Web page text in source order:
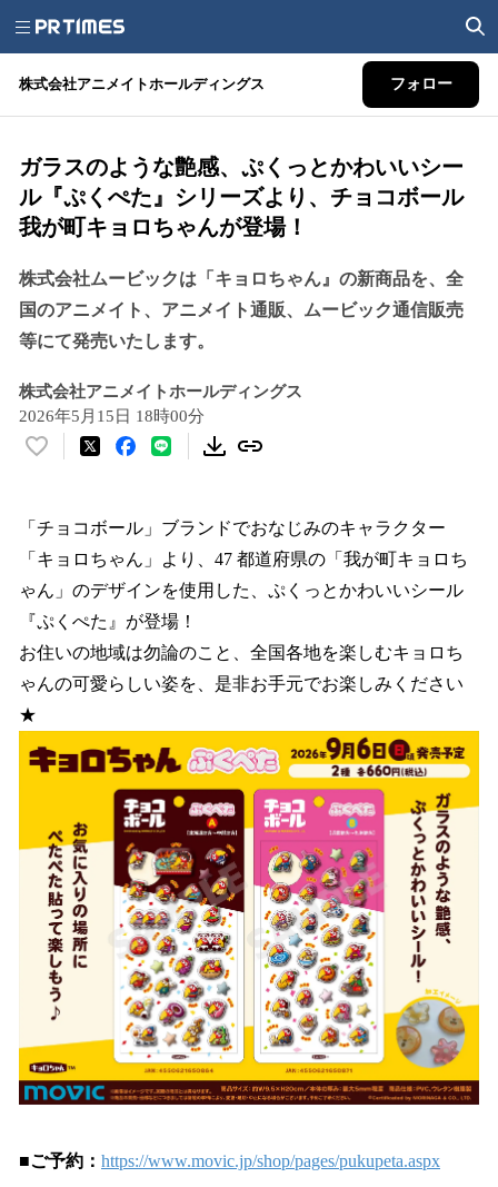
株式会社アニメイトホールディングス フォロー
ガラスのような艶感、ぷくっとかわいいシー
ル『ぷくぺた』シリーズより、チョコボール
我が町キョロちゃんが登場！
株式会社ムービックは「キョロちゃん』の新商品を、全
国のアニメイト、アニメイト通販、ムービック通信販売
等にて発売いたします。
株式会社アニメイトホールディングス
2026年5月15日 18時00分
い
！
数
を
読
み
込
み
中
す
「チョコボール」ブランドでおなじみのキャラクター
「キョロちゃん」より、47 都道府県の「我が町キョロち
ゃん」のデザインを使用した、ぷくっとかわいいシール
『ぷくぺた』が登場！
お住いの地域は勿論のこと、全国各地を楽しむキョロち
ゃんの可愛らしい姿を、是非お手元でお楽しみください
★
■ご予約： https://www.movic.jp/shop/pages/pukupeta.aspx